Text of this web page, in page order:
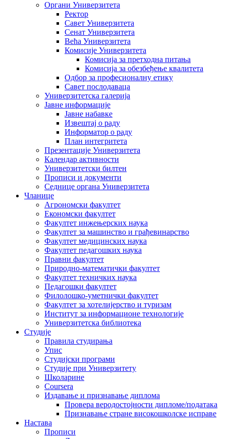
Органи Универзитета
Ректор
Савет Универзитета
Сенат Универзитета
Већа Универзитета
Комисије Универзитета
Комисија за претходна питања
Комисија за обезбеђење квалитета
Одбор за професионалну етику
Савет послодаваца
Универзитетска галерија
Јавне информације
Јавне набавке
Извештај о раду
Информатор о раду
План интегритета
Презентације Универзитета
Календар активности
Универзитетски билтен
Прописи и документи
Седнице органа Универзитета
Чланице
Агрономски факултет
Економски факултет
Факултет инжењерских наука
Факултет за машинство и грађевинарство
Факултет медицинских наука
Факултет педагошких наука
Правни факултет
Природно-математички факултет
Факултет техничких наука
Педагошки факултет
Филолошко-уметнички факултет
Факултет за хотелијерство и туризам
Институт за информационе технологије
Универзитетска библиотека
Студије
Правила студирања
Упис
Студијски програми
Студије при Универзитету
Школарине
Coursera
Издавање и признавање диплома
Провера веродостојности дипломе/података
Признавање стране високошколске исправе
Настава
Прописи